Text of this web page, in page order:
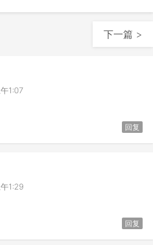
下一篇 >
1:07
回复
1:29
回复